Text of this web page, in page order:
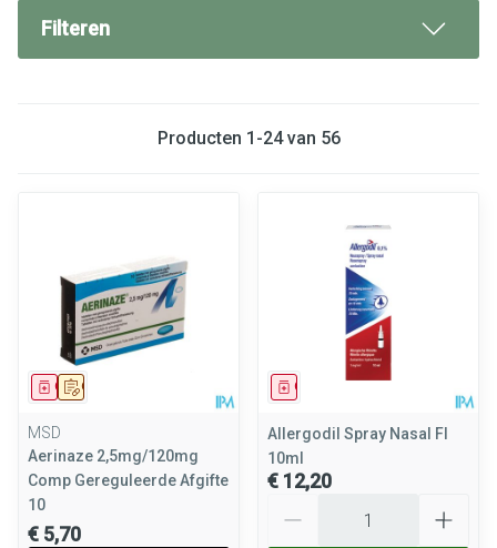
Filteren
Producten 1 -24van 56
Op voorschrift
Geneesmiddel
MSD
Aerinaze 2,5mg/120mg
Comp Gereguleerde Afgifte
10
€ 5,70
Geneesmiddel
Allergodil Spray Nasal Fl
10ml
€ 12,20